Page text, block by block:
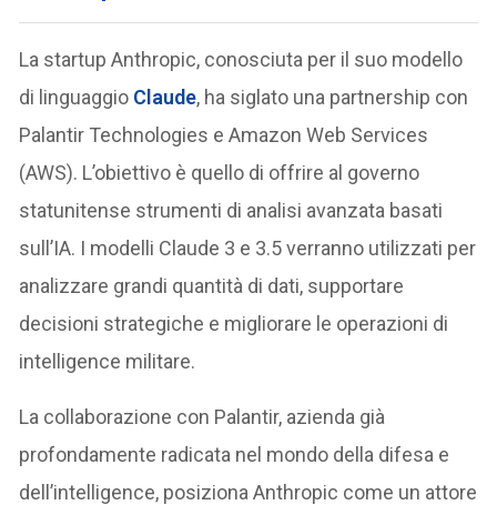
La startup Anthropic, conosciuta per il suo modello
di linguaggio Claude, ha siglato una partnership con
Palantir Technologies e Amazon Web Services
(AWS). L’obiettivo è quello di offrire al governo
statunitense strumenti di analisi avanzata basati
sull’IA. I modelli Claude 3 e 3.5 verranno utilizzati per
analizzare grandi quantità di dati, supportare
decisioni strategiche e migliorare le operazioni di
intelligence militare.
La collaborazione con Palantir, azienda già
profondamente radicata nel mondo della difesa e
dell’intelligence, posiziona Anthropic come un attore